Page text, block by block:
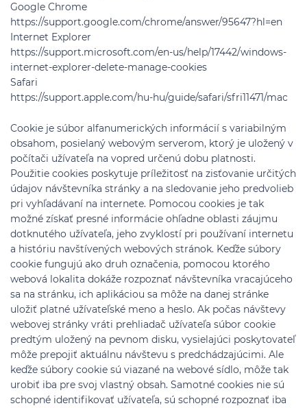
Google Chrome
https://support.google.com/chrome/answer/95647?hl=en
Internet Explorer
https://support.microsoft.com/en-us/help/17442/windows-
internet-explorer-delete-manage-cookies
Safari
https://support.apple.com/hu-hu/guide/safari/sfri11471/mac
Cookie je súbor alfanumerických informácií s variabilným
obsahom, posielaný webovým serverom, ktorý je uložený v
počítači užívateľa na vopred určenú dobu platnosti.
Použitie cookies poskytuje príležitosť na zisťovanie určitých
údajov návštevníka stránky a na sledovanie jeho predvolieb
pri vyhľadávaní na internete. Pomocou cookies je tak
možné získať presné informácie ohľadne oblasti záujmu
dotknutého užívateľa, jeho zvyklostí pri používaní internetu
a históriu navštívených webových stránok. Keďže súbory
cookie fungujú ako druh označenia, pomocou ktorého
webová lokalita dokáže rozpoznať návštevníka vracajúceho
sa na stránku, ich aplikáciou sa môže na danej stránke
uložiť platné užívateľské meno a heslo. Ak počas návštevy
webovej stránky vráti prehliadač užívateľa súbor cookie
predtým uložený na pevnom disku, vysielajúci poskytovateľ
môže prepojiť aktuálnu návštevu s predchádzajúcimi. Ale
keďže súbory cookie sú viazané na webové sídlo, môže tak
urobiť iba pre svoj vlastný obsah. Samotné cookies nie sú
schopné identifikovať užívateľa, sú schopné rozpoznať iba